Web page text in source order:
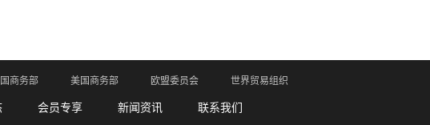
会员专享 新闻资讯 联系我们
商务部 美国商务部 欧盟委员会 世界贸易组织